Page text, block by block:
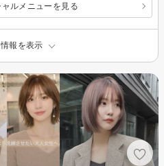
ルメニューを見る
報を表示